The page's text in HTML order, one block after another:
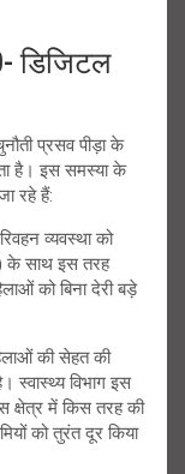
डिजिटल
प्रसव पीड़ा के
है। इस समस्या के
रहे हैं:
व्यवस्था को
के साथ इस तरह
को बिना देरी बड़े
की सेहत की
स्वास्थ्य विभाग इस
क्षेत्र में किस तरह की
को तुरंत दूर किया